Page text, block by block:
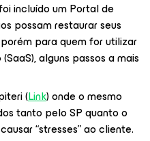
incluído um Portal de
possam restaurar seus
para quem for utilizar
alguns passos a mais
(Link) onde o mesmo
tanto pelo SP quanto o
“stresses” ao cliente.